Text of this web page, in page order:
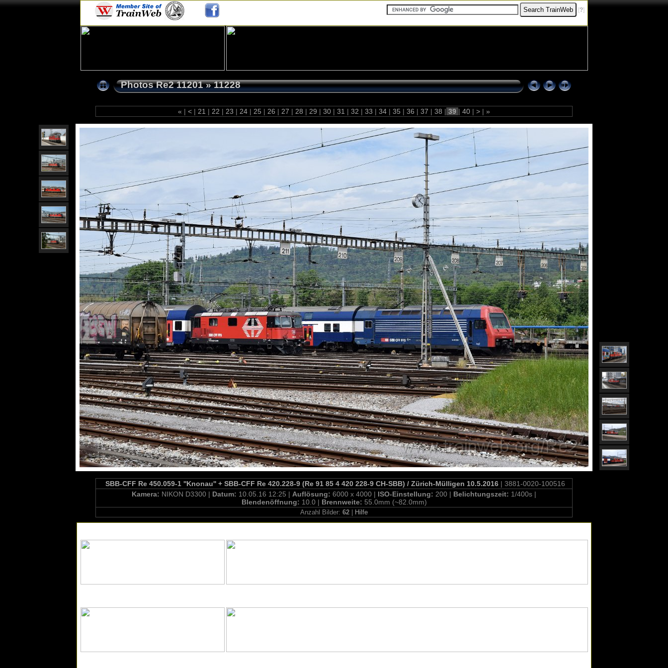
[?]
Photos Re2 11201»11228
« | < | 21 | 22 | 23 | 24 | 25 | 26 | 27 | 28 | 29 | 30 | 31 | 32 | 33 | 34 | 35 | 36 | 37 | 38 | 39 | 40 | > | »
SBB-CFF Re 450.059-1 ''Knonau'' + SBB-CFF Re 420.228-9 (Re 91 85 4 420 228-9 CH-SBB) / Zürich-Mülligen 10.5.2016| 3881-0020-100516
Kamera: NIKON D3300 | Datum: 10.05.16 12:25 | Auflösung: 6000 x 4000 | ISO-Einstellung: 200 | Belichtungszeit: 1/400s |
Blendenöffnung: 10.0 | Brennweite: 55.0mm (~82.0mm)
Anzahl Bilder: 62 Hilfe